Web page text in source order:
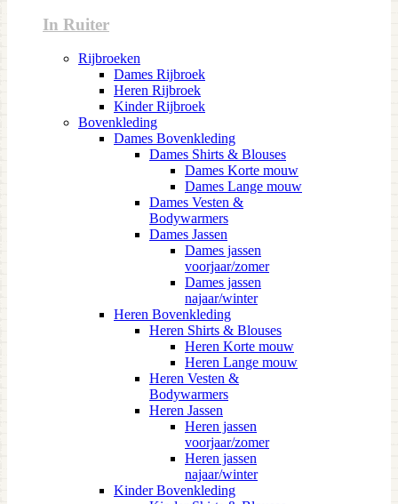
In Ruiter
Rijbroeken
Dames Rijbroek
Heren Rijbroek
Kinder Rijbroek
Bovenkleding
Dames Bovenkleding
Dames Shirts & Blouses
Dames Korte mouw
Dames Lange mouw
Dames Vesten &
Bodywarmers
Dames Jassen
Dames jassen
voorjaar/zomer
Dames jassen
najaar/winter
Heren Bovenkleding
Heren Shirts & Blouses
Heren Korte mouw
Heren Lange mouw
Heren Vesten &
Bodywarmers
Heren Jassen
Heren jassen
voorjaar/zomer
Heren jassen
najaar/winter
Kinder Bovenkleding